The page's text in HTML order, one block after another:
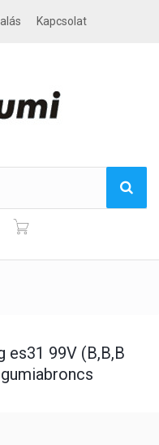
Kapcsolat
es31 99V (B,B,B